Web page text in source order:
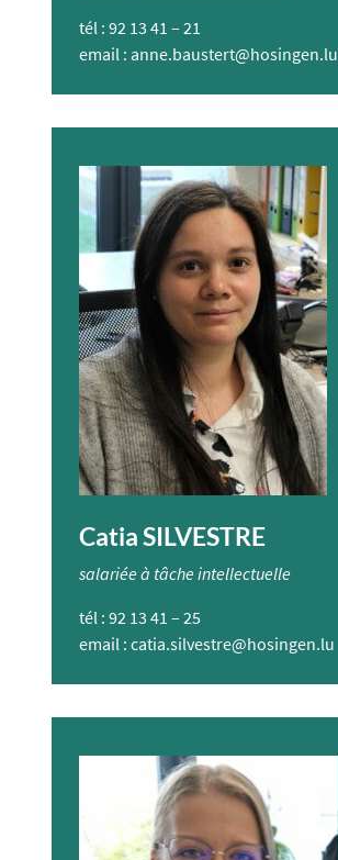
tél : 92 13 41 – 21
email : anne.baustert@hosingen.lu
Catia SILVESTRE
salariée à tâche intellectuelle
tél : 92 13 41 – 25
email : catia.silvestre@hosingen.lu